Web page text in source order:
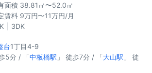
面積 38.81㎡〜52.0㎡
賃料 9万円〜11万円/月
3DK
台1丁目4-9
5分 / 「中板橋駅 」 徒歩7分 / 「大山駅 」 徒